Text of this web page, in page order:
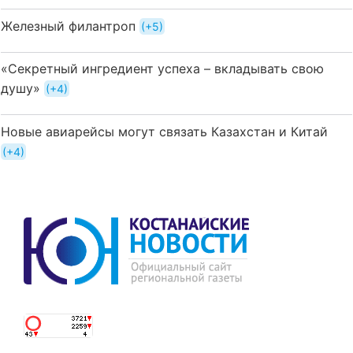
Железный филантроп +5
«Секретный ингредиент успеха – вкладывать свою
душу»
+4
Новые авиарейсы могут связать Казахстан и Китай
+4